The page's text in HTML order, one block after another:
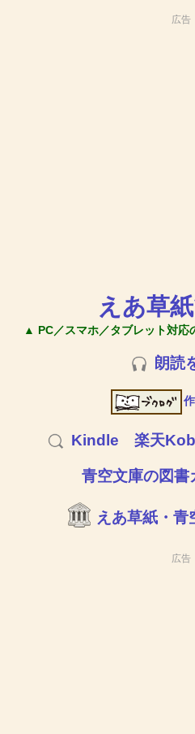
広告
えあ草
▲ PC／スマホ／タブレット対
朗読
Kindle 楽天
青空文庫の図書
えあ草紙・青
広告